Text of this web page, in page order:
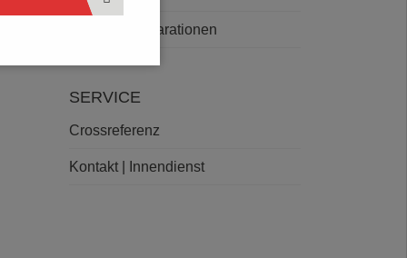
Deklarationen
SERVICE
Crossreferenz
Kontakt | Innendienst